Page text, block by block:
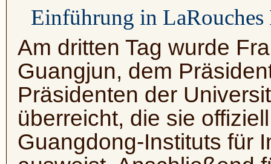
Einführung in
Am dritten Tag wurde
Guangjun, dem
Präsidenten der
überreicht, die sie
Guangdong-Instituts für